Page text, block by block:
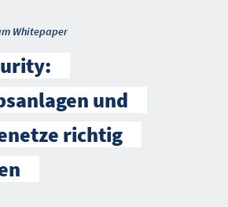
Whitepaper
und
richtig